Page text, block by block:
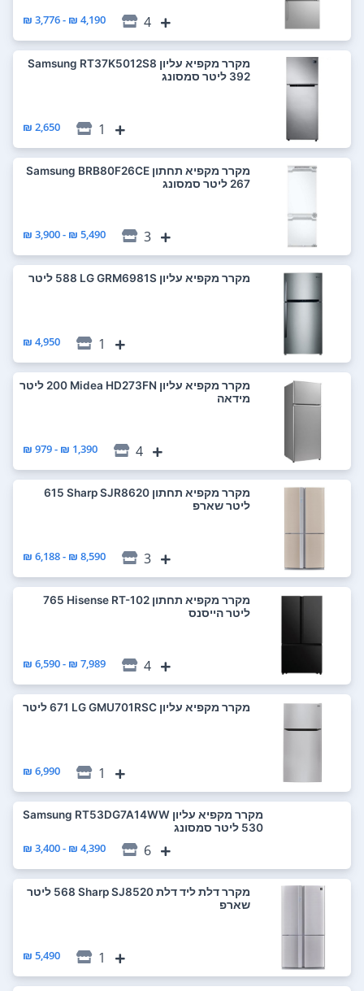
4
4,190 ₪ - 3,776 ₪
מקרר ‏מקפיא עליון Samsung RT37K5012S8
1
2,650 ₪
מקרר ‏מקפיא תחתון Samsung BRB80F26CE
3
5,490 ₪ - 3,900 ₪
מקרר ‏מקפיא עליון LG GRM6981S ‏588 ‏ליטר
1
4,950 ₪
מקרר ‏מקפיא עליון Midea HD273FN ‏200 ‏ליטר
מידאה
4
1,390 ₪ - 979 ₪
מקרר ‏מקפיא תחתון Sharp SJR8620 ‏615
‏ליטר שארפ
3
8,590 ₪ - 6,188 ₪
מקרר ‏מקפיא תחתון Hisense RT-102 ‏765
‏ליטר הייסנס
4
7,989 ₪ - 6,590 ₪
מקרר ‏מקפיא עליון LG GMU701RSC ‏671 ‏ליטר
1
6,990 ₪
מקרר ‏מקפיא עליון Samsung RT53DG7A14WW
6
4,390 ₪ - 3,400 ₪
מקרר ‏דלת ליד דלת Sharp SJ8520 ‏568 ‏ליטר
שארפ
1
5,490 ₪